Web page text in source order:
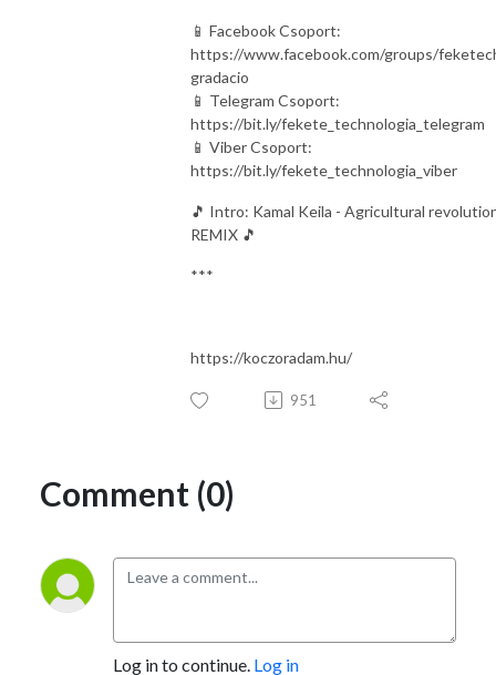
📱 Facebook Csoport:
https://www.facebook.com/groups/
gradacio
📱 Telegram Csoport:
https://bit.ly/fekete_technologia_telegram
📱 Viber Csoport:
https://bit.ly/fekete_technologia_viber
🎵 Intro: Kamal Keila - Agricultural
REMIX 🎵
***
https://koczoradam.hu/
951
Comment (0)
Log in to continue. Log in